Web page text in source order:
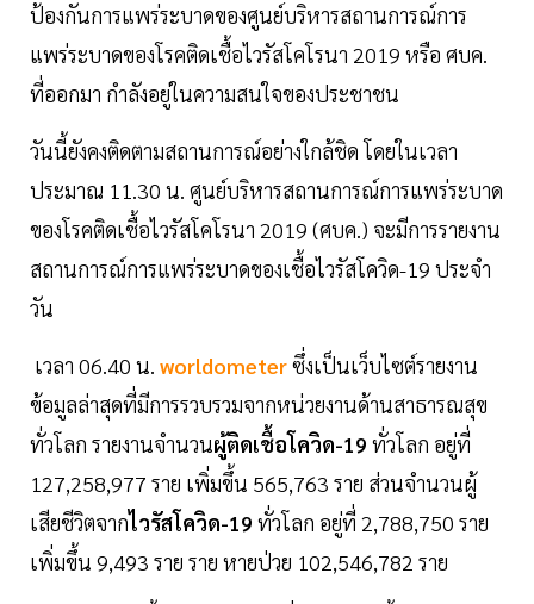
ป้องกันการแพร่ระบาดของศูนย์บริหารสถานการณ์การ
แพร่ระบาดของโรคติดเชื้อไวรัสโคโรนา 2019 หรือ ศบค.
ที่ออกมา กำลังอยู่ในความสนใจของประชาชน
วันนี้ยังคงติดตามสถานการณ์อย่างใกล้ชิด โดยในเวลา
ประมาณ 11.30 น. ศูนย์บริหารสถานการณ์การแพร่ระบาด
ของโรคติดเชื้อไวรัสโคโรนา 2019 (ศบค.) จะมีการรายงาน
สถานการณ์การแพร่ระบาดของเชื้อไวรัสโควิด-19 ประจำ
วัน
เวลา 06.40 น. worldometerซึ่งเป็นเว็บไซต์รายงาน
ข้อมูลล่าสุดที่มีการรวบรวมจากหน่วยงานด้านสาธารณสุข
ทั่วโลก รายงานจำนวนผู้ติดเชื้อโควิด-19 ทั่วโลก อยู่ที่
127,258,977 ราย เพิ่มขึ้น 565,763 ราย ส่วนจำนวนผู้
เสียชีวิตจากไวรัสโควิด-19 ทั่วโลก อยู่ที่ 2,788,750 ราย
เพิ่มขึ้น 9,493 ราย ราย หายป่วย 102,546,782 ราย